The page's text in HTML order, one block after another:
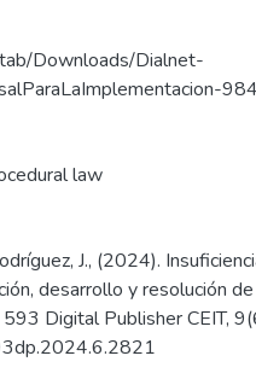
Downloads/Dialnet-
law
J., (2024).
desarrollo y resolución
593 Digital Publisher CEIT,